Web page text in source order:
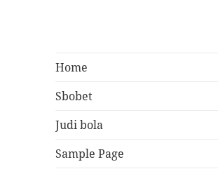
Home
Sbobet
Judi bola
Sample Page